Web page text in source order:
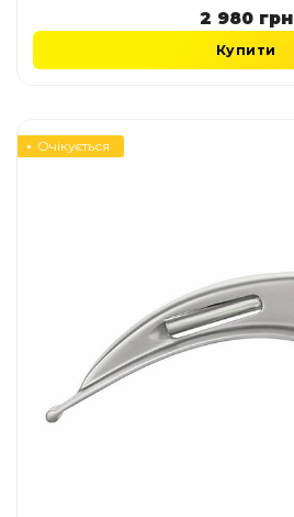
2 980 грн
Купити
Очікується